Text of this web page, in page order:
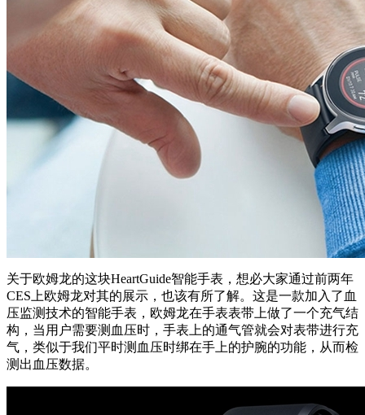
关于欧姆龙的这块HeartGuide智能手表，想必大家通过前两年
CES上欧姆龙对其的展示，也该有所了解。这是一款加入了血
压监测技术的智能手表，欧姆龙在手表表带上做了一个充气结
构，当用户需要测血压时，手表上的通气管就会对表带进行充
气，类似于我们平时测血压时绑在手上的护腕的功能，从而检
测出血压数据。